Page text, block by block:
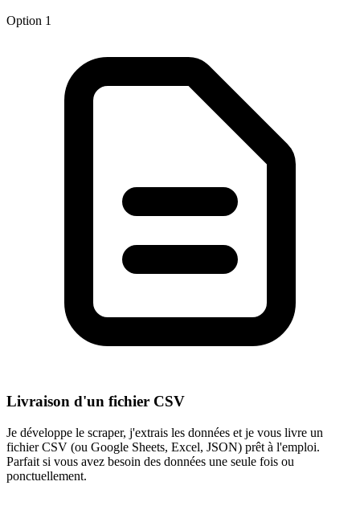
Option 1
Livraison d'un fichier CSV
Je développe le scraper, j'extrais les données et je vous livre un
fichier CSV (ou Google Sheets, Excel, JSON) prêt à l'emploi.
Parfait si vous avez besoin des données une seule fois ou
ponctuellement.